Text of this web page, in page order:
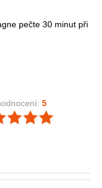
pečte 30 minut při
5